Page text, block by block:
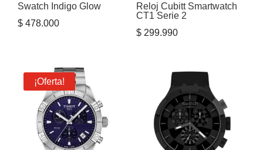
Swatch Indigo Glow
$ 478.000
Reloj Cubitt Smartwatch
CT1 Serie 2
$299.990
¡Oferta!